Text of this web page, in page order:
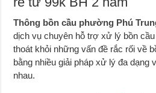
Thông bồn cầu phường Phú
dịch vụ chuyên hỗ trợ xử lý bồn
thoát khỏi những vấn đề rắc rối về
bằng nhiều giải pháp xử lý đa dạng
nhau.